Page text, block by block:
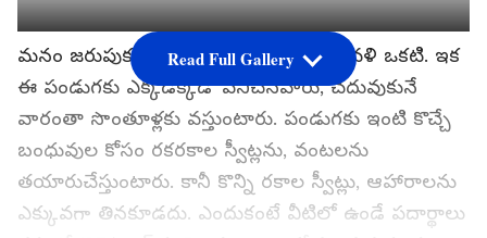
మనం జరుపుకునే పెద్ద పెద్ద పండుగల్లో దీపావళి ఒకటి. ఇక
ఈ పండుగకు ఎక్కడెక్కడో పనిచేసేవారు, చదువుకునే
వారంతా సొంతూళ్లకు వస్తుంటారు. పండుగకు ఇంటి కొచ్చే
బంధువుల కోసం రకరకాల స్వీట్లను, వంటలను
తయారుచేస్తుంటారు. కానీ కొన్ని రకాల స్వీట్లు, ఆహారాలను
ఎక్కువగా తినకూడదు. ఎందుకంటే వీటిలో ఉండే పదార్థాలు
Read Full Gallery